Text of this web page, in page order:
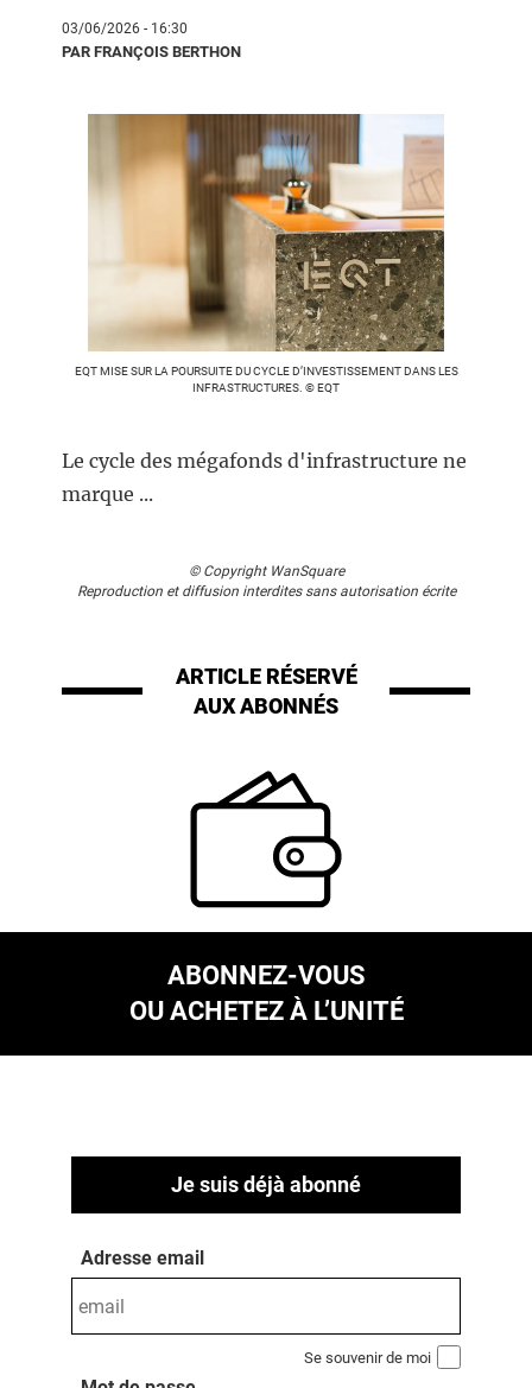
03/06/2026 - 16:30
PAR FRANÇOIS BERTHON
EQT MISE SUR LA POURSUITE DU CYCLE D’INVESTISSEMENT DANS LES
INFRASTRUCTURES. © EQT
Le cycle des mégafonds d'infrastructure ne
marque ...
© Copyright WanSquare
Reproduction et diffusion interdites sans autorisation écrite
ARTICLE RÉSERVÉ
AUX ABONNÉS
ABONNEZ-VOUS
OU ACHETEZ À L’UNITÉ
Je suis déjà abonné
Adresse email
Se souvenir de moi